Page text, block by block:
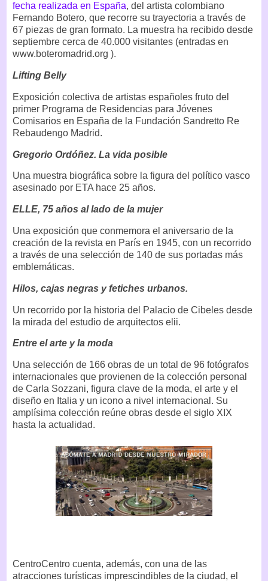
fecha realizada en España, del artista colombiano
Fernando Botero, que recorre su trayectoria a través de
67 piezas de gran formato. La muestra ha recibido desde
septiembre cerca de 40.000 visitantes (entradas en
www.boteromadrid.org ).
Lifting Belly
Exposición colectiva de artistas españoles fruto del
primer Programa de Residencias para Jóvenes
Comisarios en España de la Fundación Sandretto Re
Rebaudengo Madrid.
Gregorio Ordóñez. La vida posible
Una muestra biográfica sobre la figura del político vasco
asesinado por ETA hace 25 años.
ELLE, 75 años al lado de la mujer
Una exposición que conmemora el aniversario de la
creación de la revista en París en 1945, con un recorrido
a través de una selección de 140 de sus portadas más
emblemáticas.
Hilos, cajas negras y fetiches urbanos.
Un recorrido por la historia del Palacio de Cibeles desde
la mirada del estudio de arquitectos elii.
Entre el arte y la moda
Una selección de 166 obras de un total de 96 fotógrafos
internacionales que provienen de la colección personal
de Carla Sozzani, figura clave de la moda, el arte y el
diseño en Italia y un icono a nivel internacional. Su
amplísima colección reúne obras desde el siglo XIX
hasta la actualidad.
CentroCentro cuenta, además, con una de las
atracciones turísticas imprescindibles de la ciudad, el